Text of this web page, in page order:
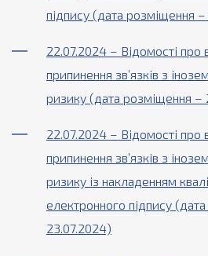
підпису (дата розміщення
22.07.2024 – Відомості про
припинення зв’язків з
ризику (дата розміщення –
22.07.2024 – Відомості про
припинення зв’язків з
ризику із накладенням
електронного підпису
23.07.2024)